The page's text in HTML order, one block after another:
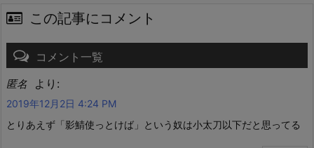
この記事にコメント
コメント一覧
匿名 より:
2019年12月2日 4:24 PM
とりあえず「影鯖使っとけば」という奴は小太刀以下だと思ってる